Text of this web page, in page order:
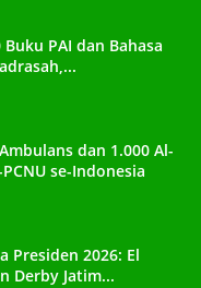
PAI dan Bahasa
dan 1.000 Al-
se-Indonesia
Presiden 2026: El
Derby Jatim...